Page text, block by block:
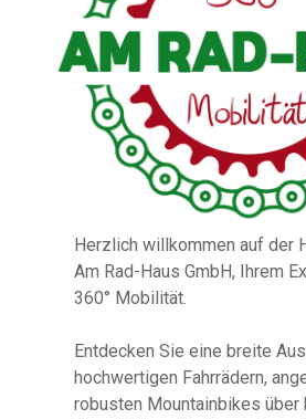
Herzlich willkommen auf der
Am Rad-Haus GmbH, Ihrem
360° Mobilität.
Entdecken Sie eine breite
hochwertigen Fahrrädern,
robusten Mountainbikes über